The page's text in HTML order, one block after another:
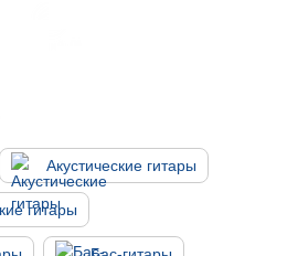
Акустические гитары
гитары